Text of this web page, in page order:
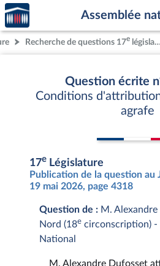
Aller au contenu
Aller en bas de la page
Accèder
à la
page
d'accueil
Assemblée
Recherche de questions 17e législature
Question écrite
Conditions
agrafe
17e Législature
Publication de la question au
19 mai 2026, page 4318
Question de : M.
Nord (18e circonscription) -
National
M. Alexandre Dufosset